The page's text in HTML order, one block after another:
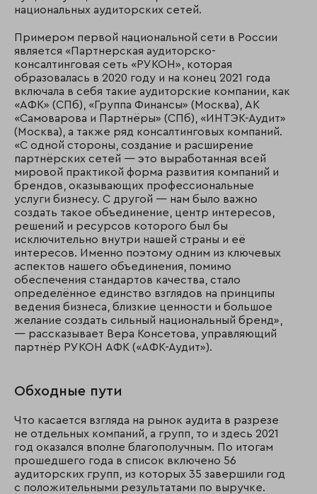
национальных аудиторских сетей.
Примером первой национальной сети в России
является «Партнерская аудиторско-
консалтинговая сеть «РУКОН», которая
образовалась в 2020 году и на конец 2021 года
включала в себя такие аудиторские компании, как
«АФК» (СПб), «Группа Финансы» (Москва), АК
«Самоварова и Партнёры» (СПб), «ИНТЭК-Аудит»
(Москва), а также ряд консалтинговых компаний.
«С одной стороны, создание и расширение
партнёрских сетей — это выработанная всей
мировой практикой форма развития компаний и
брендов, оказывающих профессиональные
услуги бизнесу. С другой — нам было важно
создать такое объединение, центр интересов,
решений и ресурсов которого был бы
исключительно внутри нашей страны и её
интересов. Именно поэтому одним из ключевых
аспектов нашего объединения, помимо
обеспечения стандартов качества, стало
определённое единство взглядов на принципы
ведения бизнеса, близкие ценности и большое
желание создать сильный национальный бренд»,
— рассказывает Вера Консетова, управляющий
партнёр РУКОН АФК («АФК-Аудит»).
Обходные пути
Что касается взгляда на рынок аудита в разрезе
не отдельных компаний, а групп, то и здесь 2021
год оказался вполне благополучным. По итогам
прошедшего года в список включено 56
аудиторских групп, из которых 35 завершили год
с положительными результатами по выручке.